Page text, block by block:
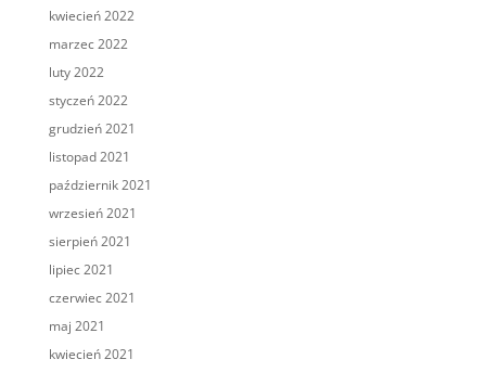
kwiecień 2022
marzec 2022
luty 2022
styczeń 2022
grudzień 2021
listopad 2021
październik 2021
wrzesień 2021
sierpień 2021
lipiec 2021
czerwiec 2021
maj 2021
kwiecień 2021